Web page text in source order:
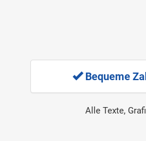
Bequeme
Alle Texte,